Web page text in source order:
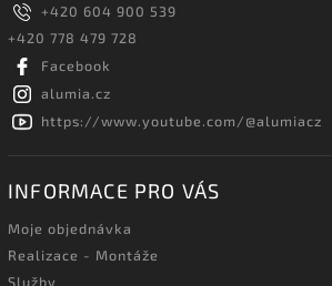
+420 604 900 539
+420 778 479 728
Facebook
alumia.cz
https://www.youtube.com/@alumiacz
INFORMACE PRO VÁS
Moje objednávka
Realizace - Montáže
Služby